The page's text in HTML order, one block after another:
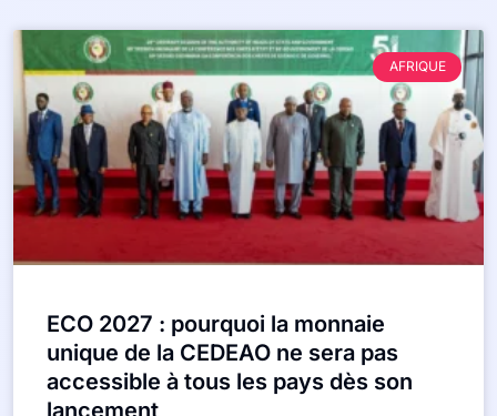
AFRIQUE
ECO 2027 : pourquoi la monnaie
unique de la CEDEAO ne sera pas
accessible à tous les pays dès son
lancement